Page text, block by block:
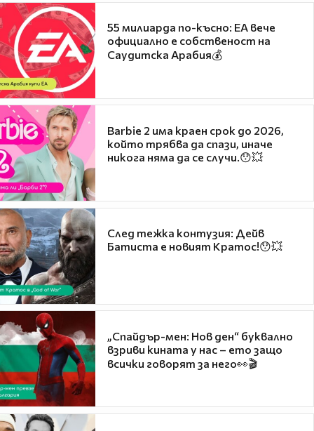
55 милиарда по-късно: EA вече
официално е собственост на
Саудитска Арабия💰
Barbie 2 има краен срок до 2026,
който трябва да спази, иначе
никога няма да се случи.😯💥
След тежка контузия: Дейв
Батиста е новият Кратос!😯💥
„Спайдър-мен: Нов ден“ буквално
взриви кината у нас – ето защо
всички говорят за него👀🎬